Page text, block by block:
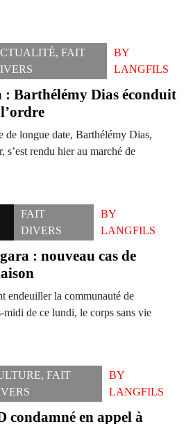
,FAIT
BY
LANGFILS
: Barthélémy Dias éconduit
de longue date, Barthélémy Dias,
s’est rendu hier au marché de
FAIT
DIVERS
BY
LANGFILS
: nouveau cas de
endeuiller la communauté de
midi de ce lundi, le corps sans vie
, FAIT
BY
LANGFILS
condamné en appel à